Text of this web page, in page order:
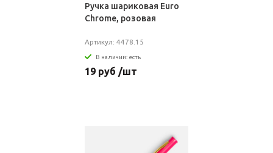
Ручка шариковая Euro
Chrome, розовая
Артикул: 4478.15
В наличии: есть
19 руб /шт